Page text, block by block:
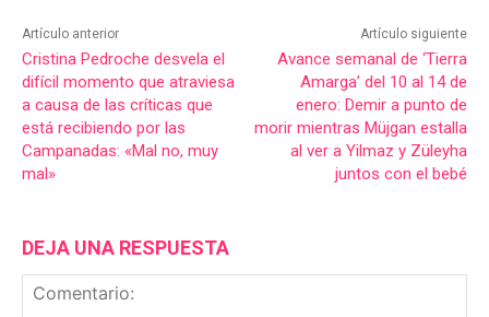
Artículo anterior
Cristina Pedroche desvela el
difícil momento que atraviesa
a causa de las críticas que
está recibiendo por las
Campanadas: «Mal no, muy
mal»
Artículo siguiente
Avance semanal de ‘Tierra
Amarga’ del 10 al 14 de
enero: Demir a punto de
morir mientras Müjgan estalla
al ver a Yilmaz y Züleyha
juntos con el bebé
DEJA UNA RESPUESTA